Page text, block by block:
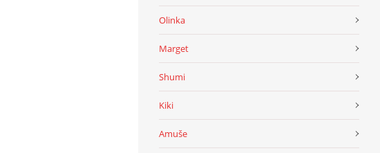
Olinka
Marget
Shumi
Kiki
Amuše